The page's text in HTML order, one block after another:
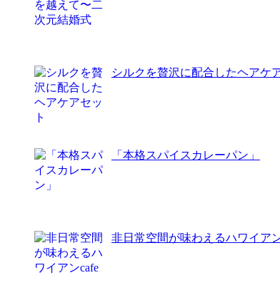
シルクを贅沢に配合したヘアケ
「本格スパイスカレーパン」
非日常空間が味わえるハワイア